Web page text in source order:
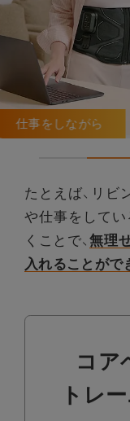
たとえば、リビ
や仕事をしてい
くことで、無理せ
入れることがで
テレビ
コア
トレ